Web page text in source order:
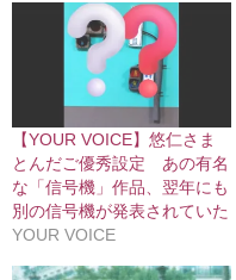
【YOUR VOICE】悠仁さま
とんだご優秀設定 あの有名
な「信号機」作品、翌年にも
別の信号機が発表されていた
YOUR VOICE